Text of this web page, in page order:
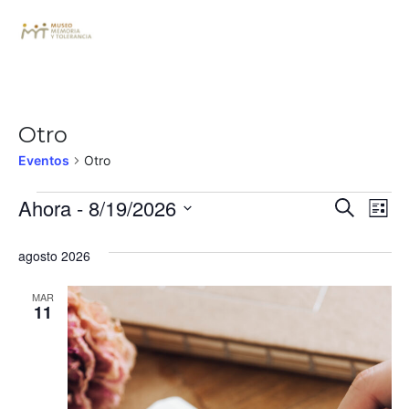
Otro
Eventos Otro
y
de
BuscarLista
Ahora - 8/19/2026
fecha.
agosto 2026
MAR
11